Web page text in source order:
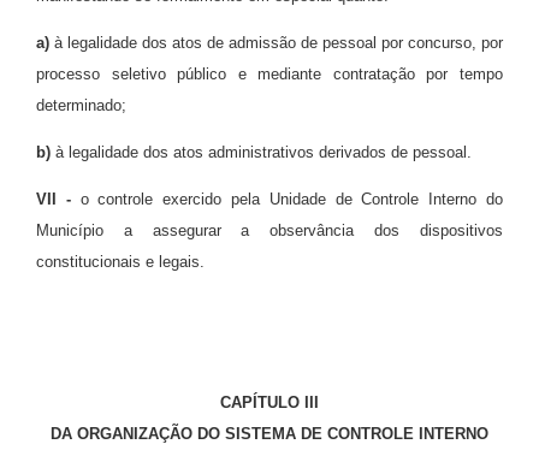
a) à legalidade dos atos de admissão de pessoal por concurso, por
processo seletivo público e mediante contratação por tempo
determinado;
b) à legalidade dos atos administrativos derivados de pessoal.
VII -o controle exercido pela Unidade de Controle Interno do
Município a assegurar a observância dos dispositivos
constitucionais e legais.
CAPÍTULO III
DA ORGANIZAÇÃO DO SISTEMA DE CONTROLE INTERNO